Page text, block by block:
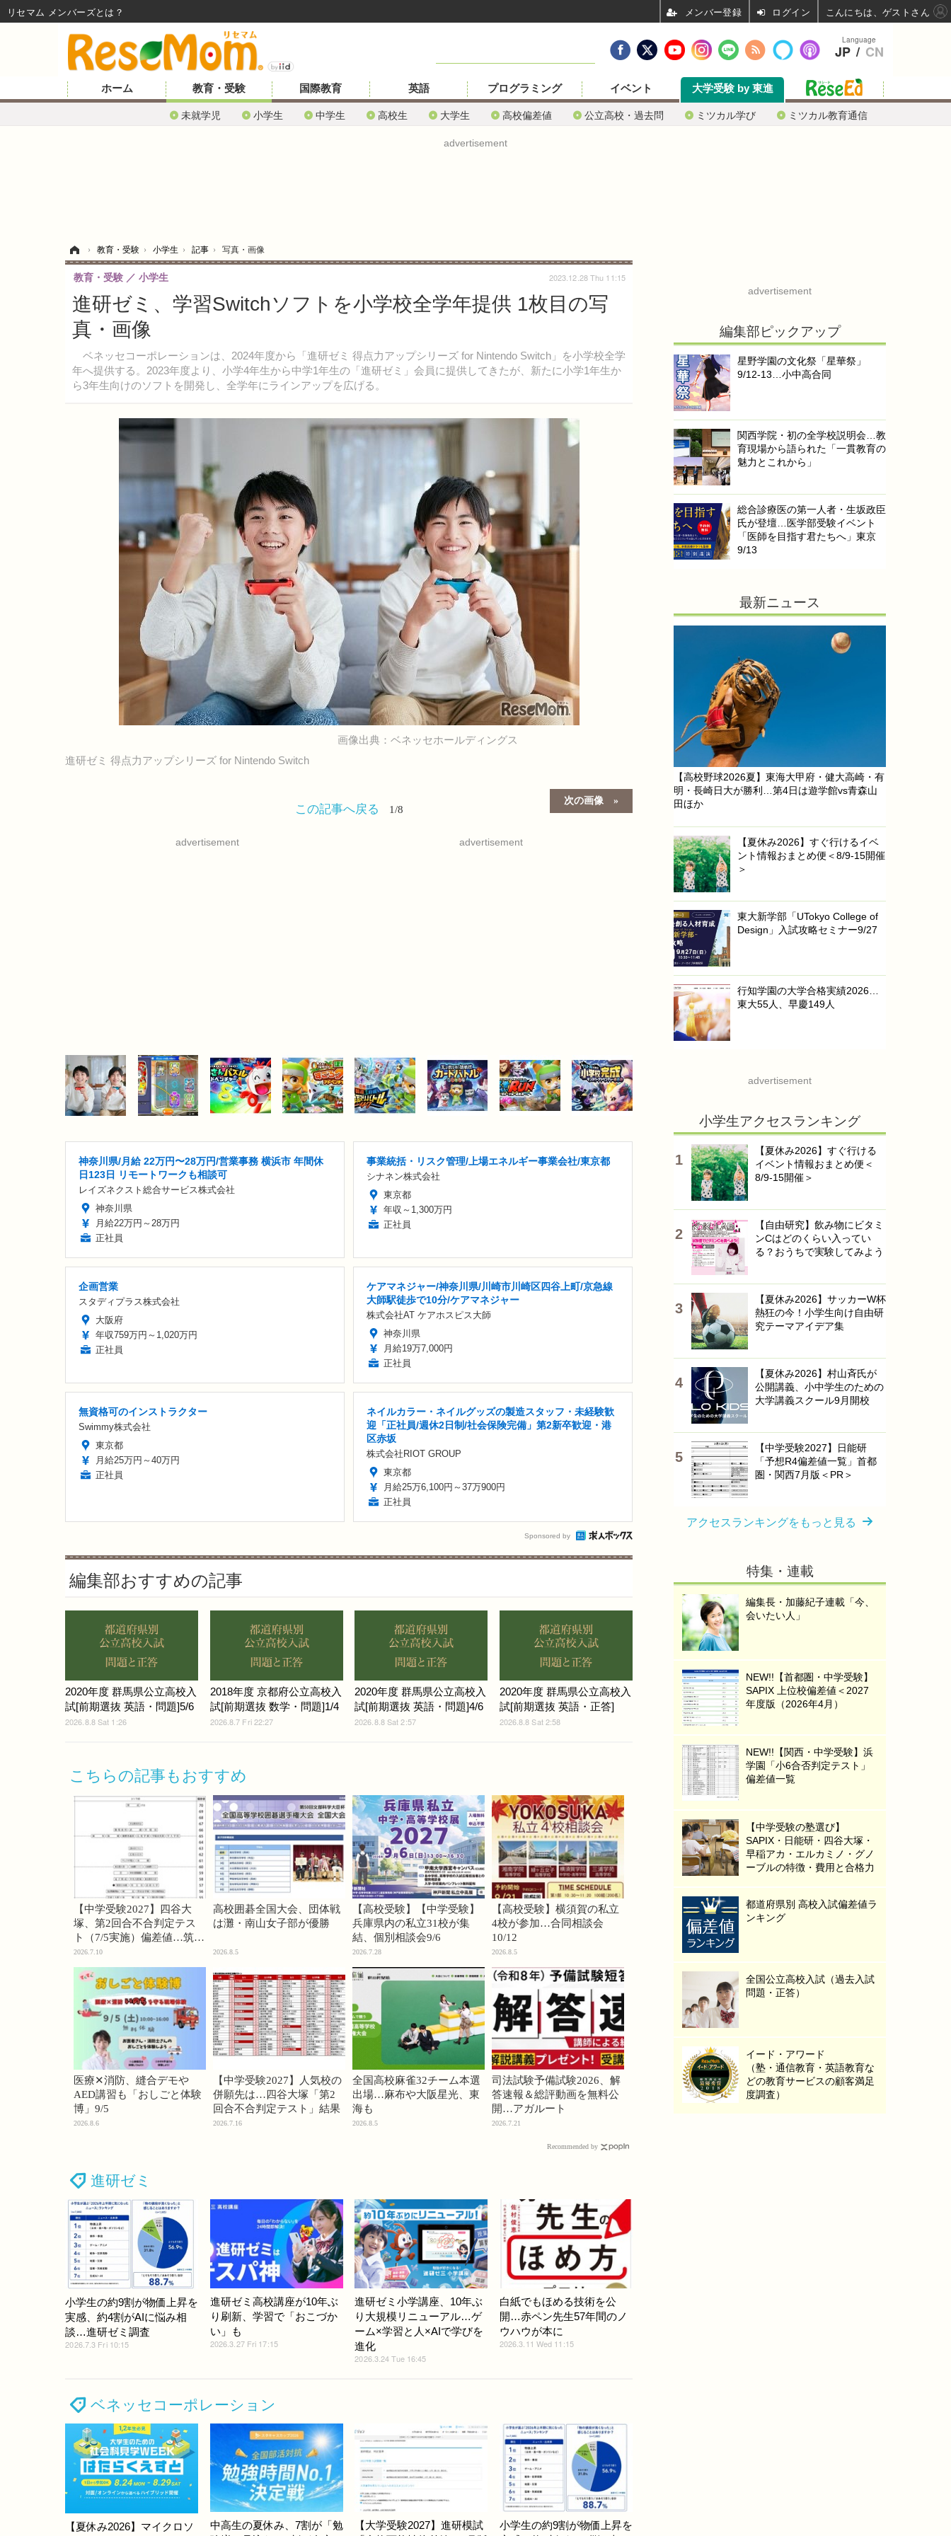
ホーム 教育・受験
未就学児 小学生 中学生 高校生 大学生 高校偏差値 公立高校・過去問 ミツカル学び ミツカル教育通信
国際教育 英語 プログラミング イベント 大学受験 by 東進
advertisement
› 教育・受験 › 小学生 › 記事 › 写真・画像
進研ゼミ、学習Switchソフトを小学校全学年提供 1枚目の写
真・画像
ベネッセコーポレーションは、2024年度から「進研ゼミ 得点力アップシリーズ for Nintendo Switch」を小学校全学
年へ提供する。2023年度より、小学4年生から中学1年生の「進研ゼミ」会員に提供してきたが、新たに小学1年生か
ら3年生向けのソフトを開発し、全学年にラインアップを広げる。
教育・受験 小学生 2023.12.28 Thu 11:15
画像出典：ベネッセホールディングス
進研ゼミ 得点力アップシリーズ for Nintendo Switch
次の画像
この記事へ戻る 1/8
advertisement advertisement
神奈川県/月給 22万円〜28万円/営業事務 横浜市 年間休
日123日 リモートワークも相談可
レイズネクスト総合サービス株式会社
神奈川県
月給22万円～28万円
正社員
事業統括・リスク管理/上場エネルギー事業会社/東京都
シナネン株式会社
東京都
年収～1,300万円
正社員
企画営業
スタディプラス株式会社
大阪府
年収759万円～1,020万円
正社員
ケアマネジャー/神奈川県/川崎市川崎区四谷上町/京急線
大師駅徒歩で10分/ケアマネジャー
株式会社AT ケアホスピス大師
神奈川県
月給19万7,000円
正社員
無資格可のインストラクター
Swimmy株式会社
東京都
月給25万円～40万円
正社員
ネイルカラー・ネイルグッズの製造スタッフ・未経験歓
迎「正社員/週休2日制/社会保険完備」第2新卒歓迎・港
区赤坂
株式会社RIOT GROUP
東京都
月給25万6,100円～37万900円
正社員
Sponsored by
編集部おすすめの記事
2020年度 群馬県公立高校入
試[前期選抜 英語・問題]5/6
2026.8.8 Sat 1:26
2018年度 京都府公立高校入
試[前期選抜 数学・問題]1/4
2026.8.7 Fri 22:27
2020年度 群馬県公立高校入
試[前期選抜 英語・問題]4/6
2026.8.8 Sat 2:57
2020年度 群馬県公立高校入
試[前期選抜 英語・正答]
2026.8.8 Sat 2:58
こちらの記事もおすすめ
【中学受験2027】四谷大
塚、第2回合不合判定テス
ト（7/5実施）偏差値…筑駒
74・桜蔭70＜PR＞
2026.7.10
高校囲碁全国大会、団体戦
は灘・南山女子部が優勝
2026.8.5
【高校受験】【中学受験】
兵庫県内の私立31校が集
結、個別相談会9/6
2026.7.28
【高校受験】横須賀の私立
4校が参加…合同相談会
10/12
2026.8.5
医療✕消防、縫合デモや
AED講習も「おしごと体験
博」9/5
2026.8.6
【中学受験2027】人気校の
併願先は…四谷大塚「第2
回合不合判定テスト」結果
2026.7.16
全国高校麻雀32チーム本選
出場…麻布や大阪星光、東
海も
2026.8.5
司法試験予備試験2026、解
答速報＆総評動画を無料公
開…アガルート
2026.7.21
Recommended by
進研ゼミ
小学生の約9割が物価上昇を
実感、約4割がAIに悩み相
談…進研ゼミ調査
2026.7.3 Fri 10:15
進研ゼミ高校講座が10年ぶ
り刷新、学習で「おこづか
い」も
2026.3.27 Fri 17:15
進研ゼミ小学講座、10年ぶ
り大規模リニューアル…ゲ
ーム×学習と人×AIで学びを
進化
2026.3.24 Tue 16:45
白紙でもほめる技術を公
開…赤ペン先生57年間のノ
ウハウが本に
2026.3.11 Wed 11:15
ベネッセコーポレーション
【夏休み2026】マイクロソ
中高生の夏休み、7割が「勉
【大学受験2027】進研模試
小学生の約9割が物価上昇を
advertisement
編集部ピックアップ
星野学園の文化祭「星華祭」
9/12-13…小中高合同
関西学院・初の全学校説明会…教
育現場から語られた「一貫教育の
魅力とこれから」
総合診療医の第一人者・生坂政臣
氏が登壇…医学部受験イベント
「医師を目指す君たちへ」東京
9/13
最新ニュース
【高校野球2026夏】東海大甲府・健大高崎・有
明・長崎日大が勝利…第4日は遊学館vs青森山
田ほか
【夏休み2026】すぐ行けるイベ
ント情報おまとめ便＜8/9-15開催
＞
東大新学部「UTokyo College of
Design」入試攻略セミナー9/27
行知学園の大学合格実績2026…
東大55人、早慶149人
advertisement
小学生アクセスランキング
【夏休み2026】すぐ行ける
イベント情報おまとめ便＜
8/9-15開催＞
【自由研究】飲み物にビタミ
ンCはどのくらい入ってい
る？おうちで実験してみよう
【夏休み2026】サッカーW杯
熱狂の今！小学生向け自由研
究テーマアイデア集
【夏休み2026】村山斉氏が
公開講義、小中学生のための
大学講義スクール9月開校
【中学受験2027】日能研
「予想R4偏差値一覧」首都
圏・関西7月版＜PR＞
アクセスランキングをもっと見る
特集・連載
編集長・加藤紀子連載「今、
会いたい人」
NEW!!【首都圏・中学受験】
SAPIX 上位校偏差値＜2027
年度版（2026年4月）
NEW!!【関西・中学受験】浜
学園「小6合否判定テスト」
偏差値一覧
【中学受験の塾選び】
SAPIX・日能研・四谷大塚・
早稲アカ・エルカミノ・グノ
ーブルの特徴・費用と合格力
都道府県別 高校入試偏差値ラ
ンキング
全国公立高校入試（過去入試
問題・正答）
イード・アワード
（塾・通信教育・英語教育な
どの教育サービスの顧客満足
度調査）
Language
JP / CN
リセマム メンバーズ ログイン こんにちは、ゲストさん